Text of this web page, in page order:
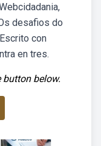
desafios do
con
en tres.
below.